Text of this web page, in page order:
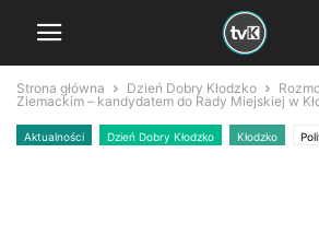
Strona główna Dzień Dobry Kłodzko
Ziemackim – kandydatem do Rady Miejskiej w
Aktualności Dzień Dobry Kłodzko Kłodzko